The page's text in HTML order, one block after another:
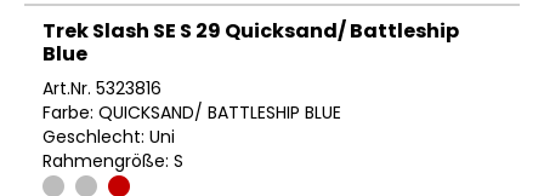
Trek Slash SE S 29 Quicksand/ Battleship
Blue
Art.Nr. 5323816
Farbe: QUICKSAND/ BATTLESHIP BLUE
Geschlecht: Uni
Rahmengröße: S